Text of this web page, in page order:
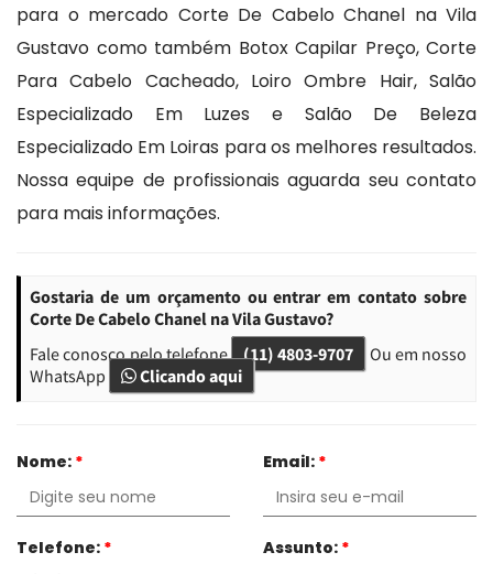
para o mercado Corte De Cabelo Chanel na Vila
Gustavo como também Botox Capilar Preço, Corte
Para Cabelo Cacheado, Loiro Ombre Hair, Salão
Especializado Em Luzes e Salão De Beleza
Especializado Em Loiras para os melhores resultados.
Nossa equipe de profissionais aguarda seu contato
para mais informações.
Gostaria de um orçamento ou entrar em contato sobre
Corte De Cabelo Chanel na Vila Gustavo?
Fale conosco pelo telefone (11) 4803-9707
Ou em nosso
WhatsApp
Clicando aqui
Nome: * Email: *
Telefone: * Assunto: *